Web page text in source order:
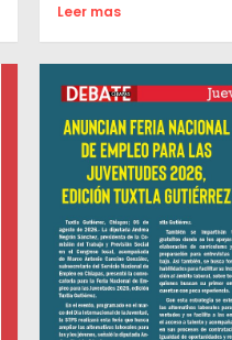
Leer mas